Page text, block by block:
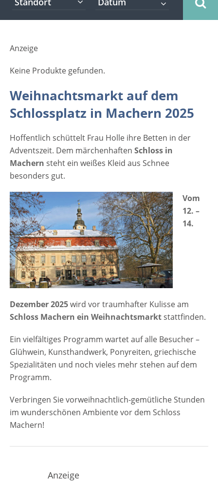
Vom 12. - 14. Dezember 2025 wird vor
traumhafter Kulisse am Schloss Machern ein
Programm wartet auf alle Besucher -
Glühwein, Kunsthandwerk, Ponyreiten,
griechische Spezialitäten und noch vieles
Verbringen Sie vorweihnachtlich-gemütliche
Stunden im wunderschönen Ambiente vor
dem Schloss Machern! [rule type="basic"]
Anzeige Termine und Öffnungszeiten
Weihnachtsmarkt Schloss Machern 2025
12.12. - 14.12. 2025 Freitag 18 Uhr - 22 Uhr
Samstag 14 Uhr - 22 Uhr Sonntag 14 Uhr - 20
Uhr Veranstaltungsort Weihnachtsmarkt
Schloss Machern 2025 Schloßplatz 1 04827
Machern Sachsen Deutschland Weitere
Informationen zum Weihnachtsmarkt
Schloss Machern Anzeige
Anzeige
Keine Produkte gefunden.
Weihnachtsmarkt auf dem
Schlossplatz in Machern 2025
Hoffentlich schüttelt Frau Holle ihre Betten in der
Adventszeit. Dem märchenhaften Schloss in
Machern steht ein weißes Kleid aus Schnee
besonders gut.
Vom
12. –
14.
Dezember 2025wird vor traumhafter Kulisse am
Schloss Machern ein Weihnachtsmarktstattfinden.
Ein vielfältiges Programm wartet auf alle Besucher –
Glühwein, Kunsthandwerk, Ponyreiten, griechische
Spezialitäten und noch vieles mehr stehen auf dem
Programm.
Verbringen Sie vorweihnachtlich-gemütliche Stunden
im wunderschönen Ambiente vor dem Schloss
Machern!
Anzeige